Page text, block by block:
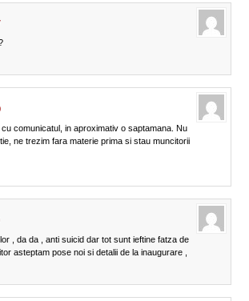
comunicatul, in aproximativ o saptamana. Nu
ne trezim fara materie prima si stau muncitorii
, da da , anti suicid dar tot sunt ieftine fatza de
asteptam pose noi si detalii de la inaugurare ,